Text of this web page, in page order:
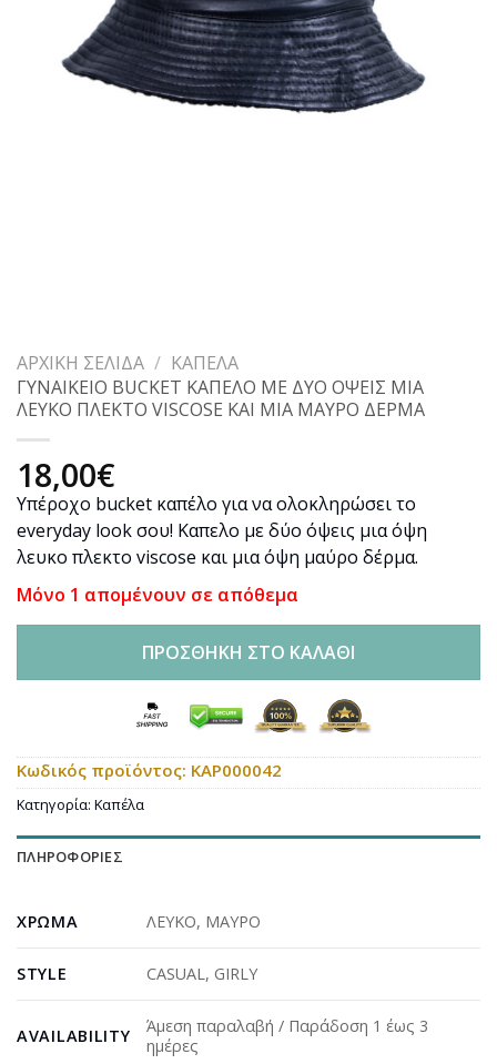
ΑΡΧΙΚΉ ΣΕΛΊΔΑ / ΚΑΠΈΛΑ
ΓΥΝΑΙΚΕΙΟ BUCKET ΚΑΠΕΛΟ ΜΕ ΔΥΟ ΟΨΕΙΣ ΜΙΑ
ΛΕΥΚΟ ΠΛΕΚΤΟ VISCOSE ΚΑΙ ΜΙΑ ΜΑΥΡΟ ΔΕΡΜΑ
18,00€
Υπέροχο bucket καπέλο για να ολοκληρώσει το
everyday look σου! Καπελο με δύο όψεις μια όψη
λευκο πλεκτο viscose και μια όψη μαύρο δέρμα.
Μόνο 1 απομένουν σε απόθεμα
ΠΡΟΣΘΉΚΗ ΣΤΟ ΚΑΛΆΘΙ
Κωδικός προϊόντος: KAP000042
Κατηγορία: Καπέλα
ΠΛΗΡΟΦΟΡΊΕΣ
ΧΡΏΜΑ ΛΕΥΚΟ, ΜΑΥΡΟ
STYLE CASUAL, GIRLY
AVAILABILITY
Άμεση παραλαβή / Παράδοση 1 έως 3
ημέρες